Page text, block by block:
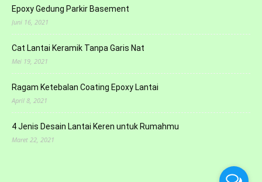
Epoxy Gedung Parkir Basement
Juni 16, 2021
Cat Lantai Keramik Tanpa Garis Nat
Mei 19, 2021
Ragam Ketebalan Coating Epoxy Lantai
April 8, 2021
4 Jenis Desain Lantai Keren untuk Rumahmu
Maret 22, 2021